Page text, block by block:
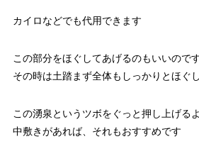
カイロなどでも代用できます
この部分をほぐしてあげるのもいいので
その時は土踏まず全体もしっかりとほぐ
この湧泉というツボをぐっと押し上げる
中敷きがあれば、それもおすすめです